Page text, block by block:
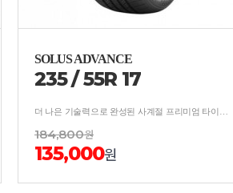
SOLUS ADVANCE
235/55R 17
184,800원
135,000원